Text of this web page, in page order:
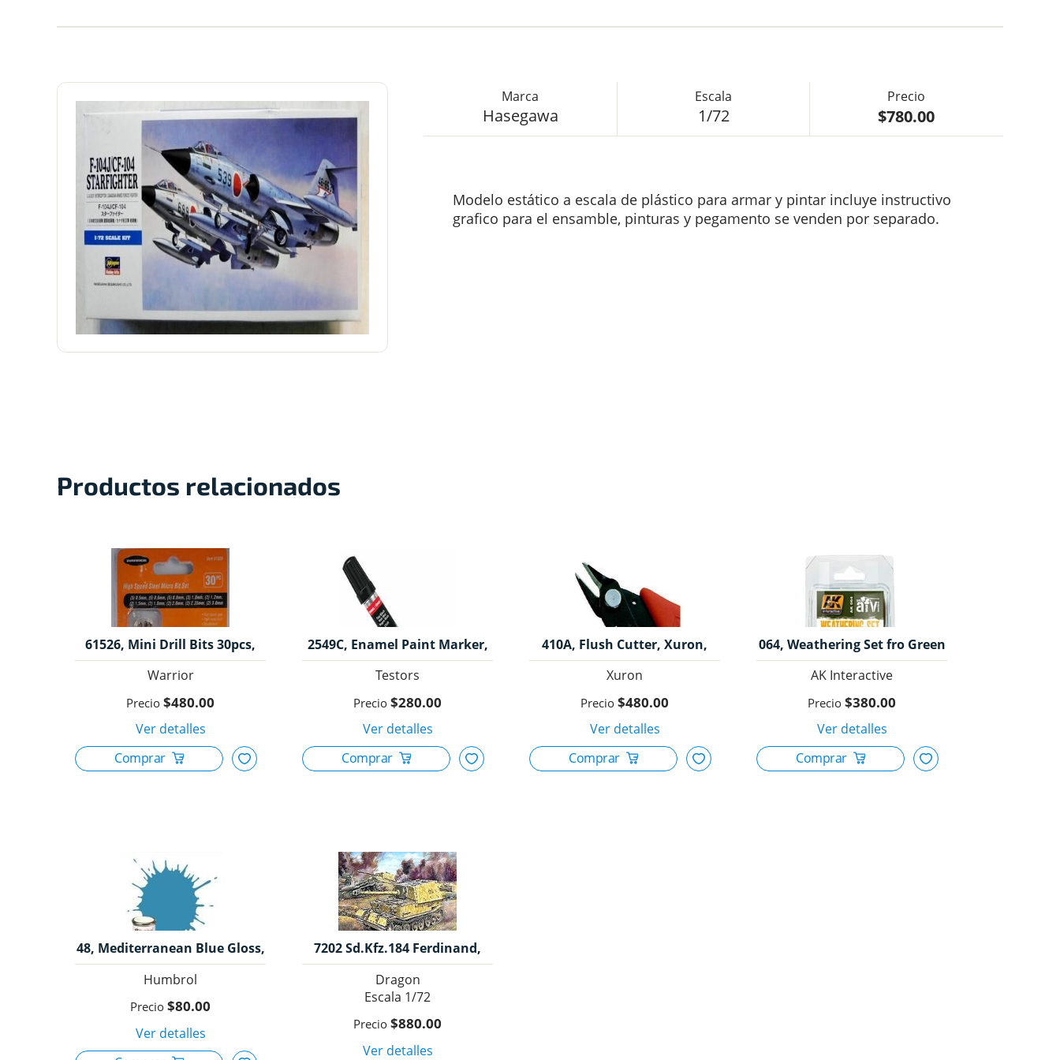
Hasegawa 1/72 $780.00
Modelo estático a escala de plástico para armar y pintar incluye instructivo
grafico para el ensamble, pinturas y pegamento se venden por separado.
Productos relacionados
61526, Mini Drill Bits 30pcs,
Warrior
Warrior
$480.00
2549C, Enamel Paint Marker,
Flat Black, Testors.
Testors
$280.00
410A, Flush Cutter, Xuron,
Xuron
$480.00
064, Weathering Set fro Green
Vehicles 35ml, AK Interactive.
AK Interactive
$380.00
48, Mediterranean Blue Gloss,
Humbrol.
Humbrol
$80.00
7202 Sd.Kfz.184 Ferdinand,
1/72, Dragon
Dragon
1/72
$880.00